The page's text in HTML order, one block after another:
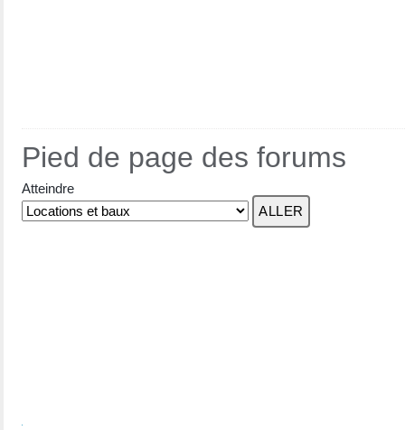
Pied de page des forums
Atteindre